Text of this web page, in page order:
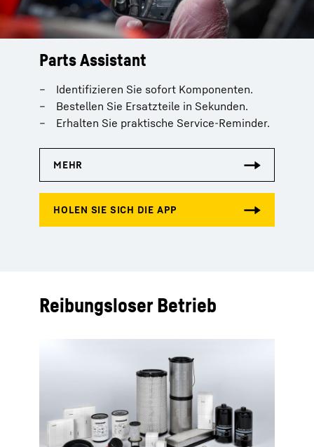
Parts Assistant
Identifizieren Sie sofort Komponenten.
Bestellen Sie Ersatzteile in Sekunden.
Erhalten Sie praktische Service-Reminder.
Reibungsloser Betrieb